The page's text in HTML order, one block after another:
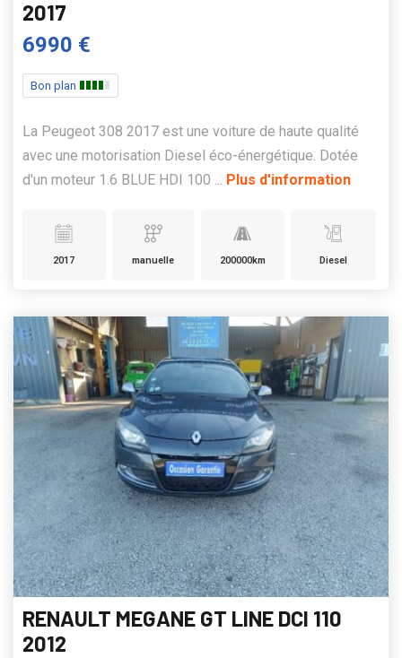
2017
6990 €
Bon plan
La Peugeot 308 2017 est une voiture de haute qualité
avec une motorisation Diesel éco-énergétique. Dotée
d'un moteur 1.6 BLUE HDI 100 ... Plus d'information
2017 manuelle 200000km Diesel
RENAULT MEGANE GT LINE DCI 110
2012